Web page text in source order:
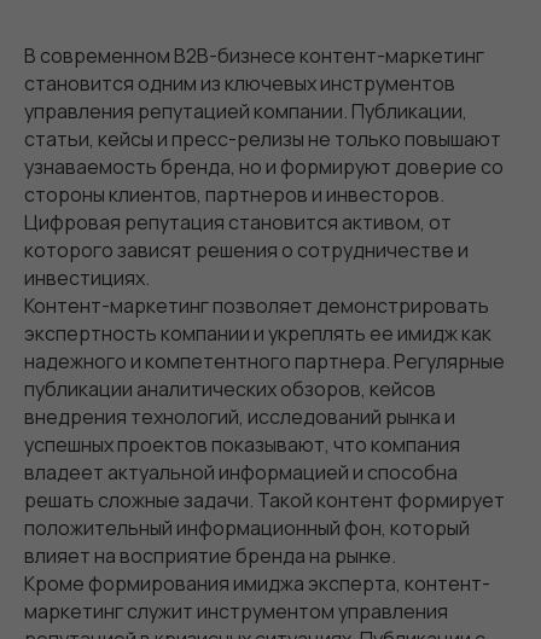
В современном B2B-бизнесе контент-маркетинг
становится одним из ключевых инструментов
управления репутацией компании. Публикации,
статьи, кейсы и пресс-релизы не только повышают
узнаваемость бренда, но и формируют доверие со
стороны клиентов, партнеров и инвесторов.
Цифровая репутация становится активом, от
которого зависят решения о сотрудничестве и
инвестициях.
Контент-маркетинг позволяет демонстрировать
экспертность компании и укреплять ее имидж как
надежного и компетентного партнера. Регулярные
публикации аналитических обзоров, кейсов
внедрения технологий, исследований рынка и
успешных проектов показывают, что компания
владеет актуальной информацией и способна
решать сложные задачи. Такой контент формирует
положительный информационный фон, который
влияет на восприятие бренда на рынке.
Кроме формирования имиджа эксперта, контент-
маркетинг служит инструментом управления